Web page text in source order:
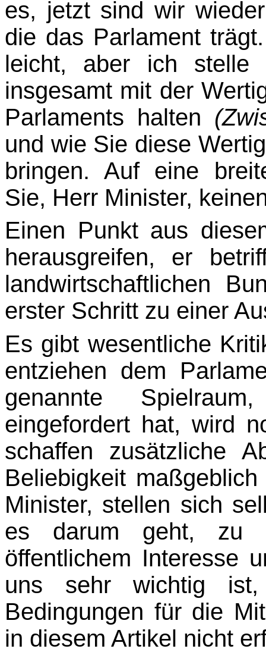
es, jetzt sind wir
die das Parlament
leicht, aber ich
insgesamt mit der
Parlaments halten
und wie Sie diese
bringen. Auf eine
Sie, Herr Minister,
Einen Punkt aus
herausgreifen, er
landwirtschaftlichen
erster Schritt zu einer
Es gibt wesentliche
entziehen dem
genannte
eingefordert hat, wird
schaffen zusätzliche
Beliebigkeit
Minister, stellen sich
es darum geht, zu
öffentlichem Interesse
uns sehr wichtig ist,
Bedingungen für die
in diesem Artikel nicht